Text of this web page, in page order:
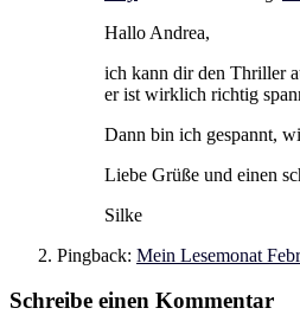
Hallo Andrea,
ich kann dir den Thriller
er ist wirklich richtig
Dann bin ich gespannt,
Liebe Grüße und einen
Silke
Pingback: Mein Lesemonat
Schreibe einen Kommentar